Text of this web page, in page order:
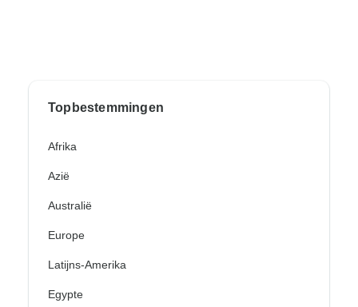
Topbestemmingen
Afrika
Azië
Australië
Europe
Latijns-Amerika
Egypte